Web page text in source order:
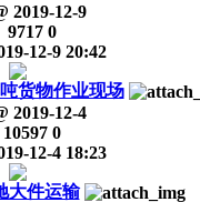
2019-12-9
9717 0
12-9 20:42
货物作业现场
2019-12-4
10597 0
12-4 18:23
大件运输